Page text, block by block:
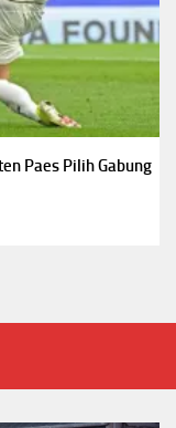
Paes Pilih Gabung